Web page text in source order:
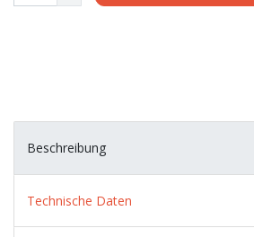
Beschreibung
Technische Daten